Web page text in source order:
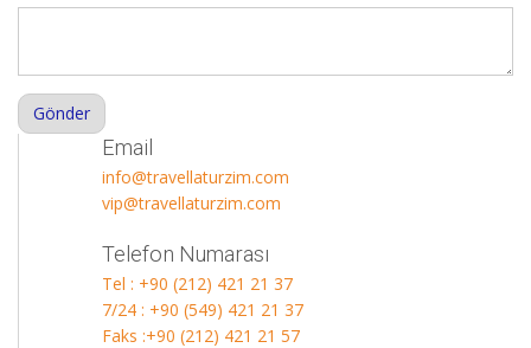
Email
info@travellaturzim.com
vip@travellaturzim.com
Telefon Numarası
Tel : +90 (212) 421 21 37
7/24 : +90 (549) 421 21 37
Faks :+90 (212) 421 21 57